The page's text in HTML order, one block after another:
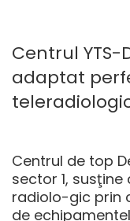
Centrul
adaptat
Centrul de top
sector 1,
radiolo-gic prin
de